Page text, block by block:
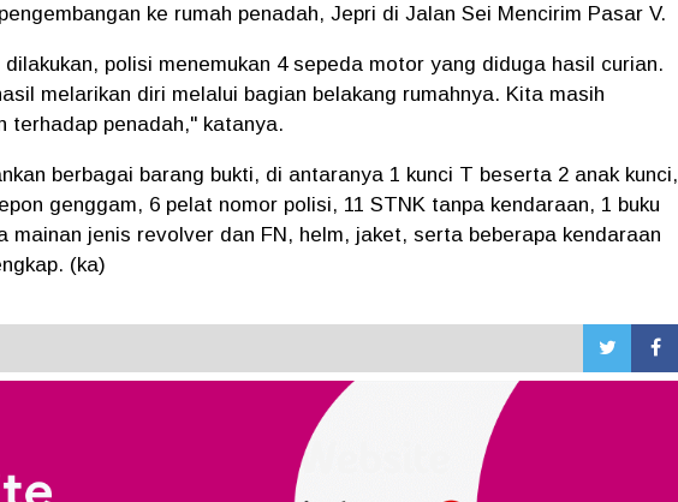
ke rumah penadah, Jepri di Jalan Sei Mencirim Pasar V.
polisi menemukan 4 sepeda motor yang diduga hasil curian.
melarikan diri melalui bagian belakang rumahnya. Kita masih
terhadap penadah," katanya.
berbagai barang bukti, di antaranya 1 kunci T beserta 2 anak kunci,
genggam, 6 pelat nomor polisi, 11 STNK tanpa kendaraan, 1 buku
mainan jenis revolver dan FN, helm, jaket, serta beberapa kendaraan
(ka)